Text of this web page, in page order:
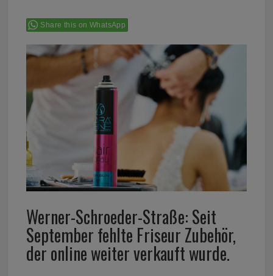
Share this on WhatsApp
Werner-Schroeder-Straße: Seit
September fehlte Friseur Zubehör,
der online weiter verkauft wurde.